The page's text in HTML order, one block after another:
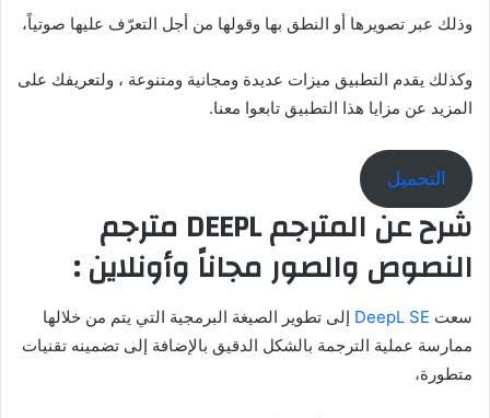
وذلك عبر تصويرها أو النطق بها وقولها من أجل التعرّف عليها صوتياً،
وكذلك يقدم التطبيق ميزات عديدة ومجانية ومتنوعة ، ولتعريفك على
المزيد عن مزايا هذا التطبيق تابعوا معنا.
التحميل
شرح عن المترجم DEEPL مترجم
النصوص والصور مجاناً وأونلاين :
سعت DeepL SE إلى تطوير الصيغة البرمجية التي يتم من خلالها
ممارسة عملية الترجمة بالشكل الدقيق بالإضافة إلى تضمينه تقنيات
متطورة،